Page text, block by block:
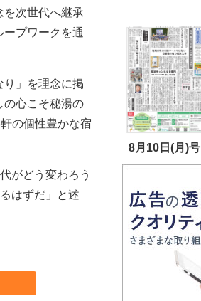
を次世代へ継承
ープワークを通
」を理念に掲
の心こそ秘湯の
の個性豊かな宿
がどう変わろう
はずだ」と述
8月10日(月)号